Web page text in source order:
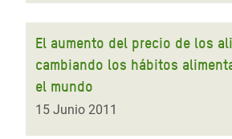
navegación
El aumento del precio de los
cambiando los hábitos
el mundo
15 Junio 2011